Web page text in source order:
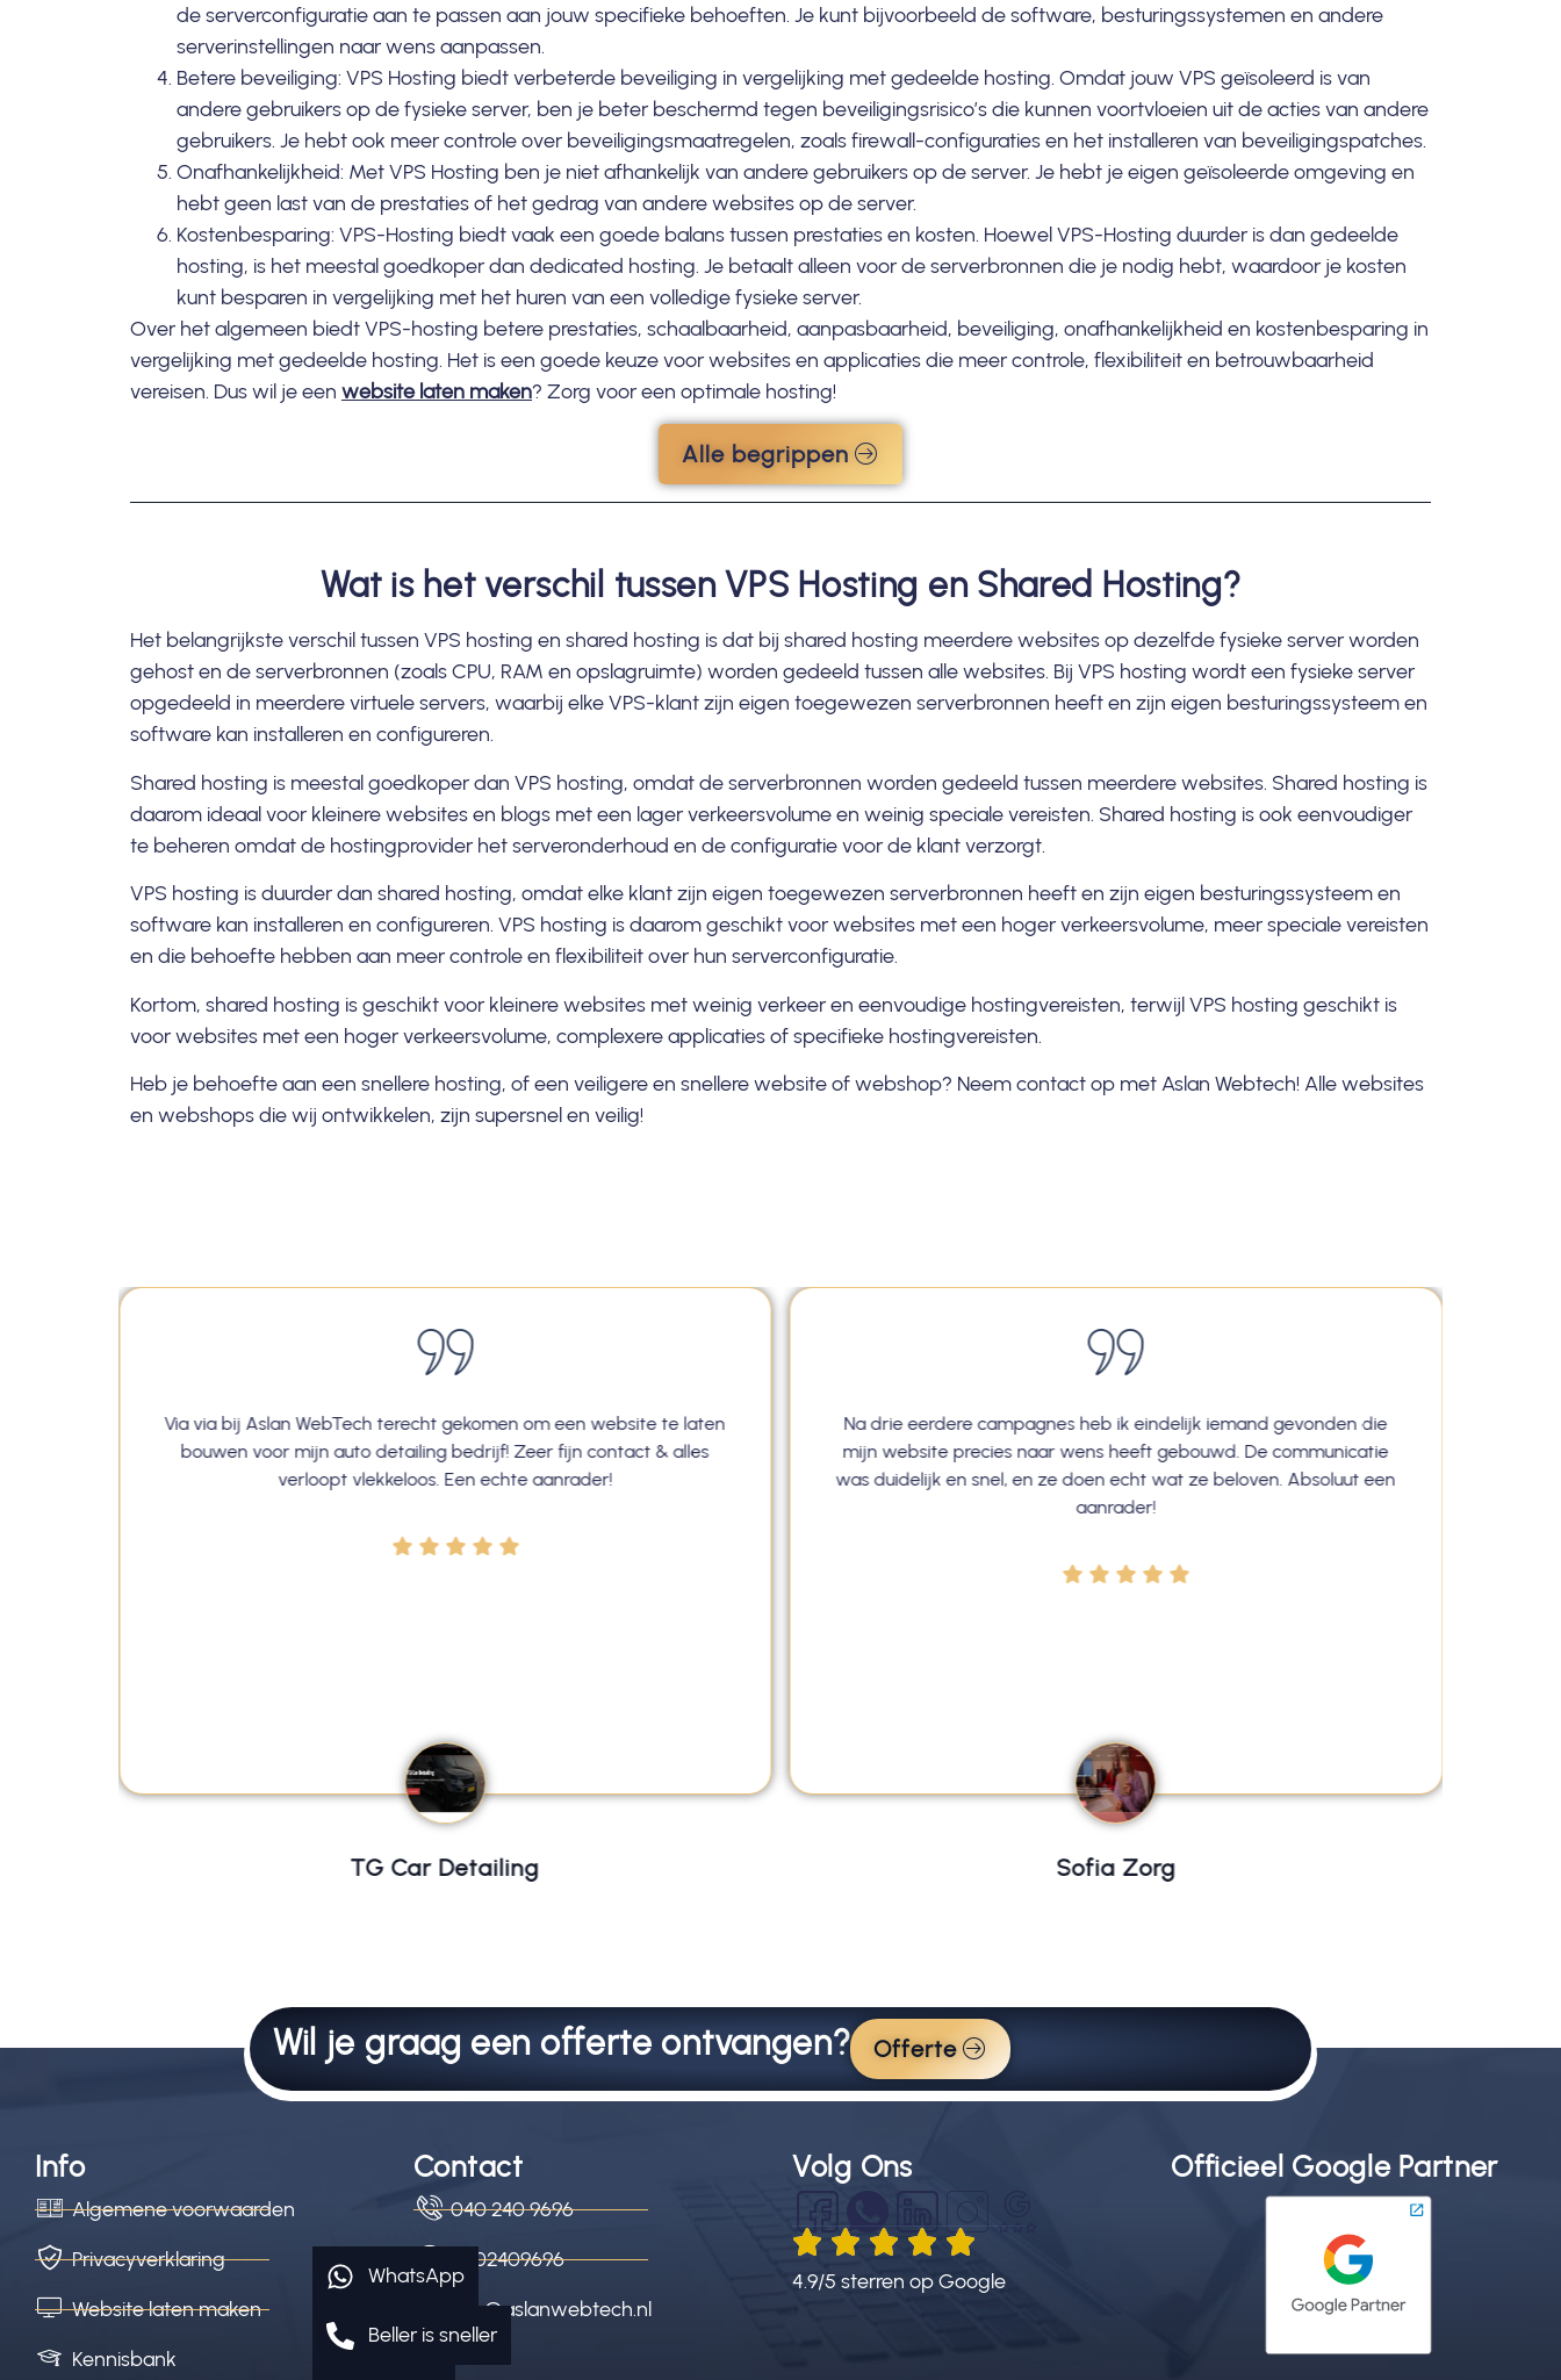
de serverconfiguratie aan te passen aan jouw specifieke behoeften. Je kunt bijvoorbeeld de software, besturingssystemen en andere
serverinstellingen naar wens aanpassen.
Betere beveiliging: VPS Hosting biedt verbeterde beveiliging in vergelijking met gedeelde hosting. Omdat jouw VPS geïsoleerd is van
andere gebruikers op de fysieke server, ben je beter beschermd tegen beveiligingsrisico’s die kunnen voortvloeien uit de acties van andere
gebruikers. Je hebt ook meer controle over beveiligingsmaatregelen, zoals firewall-configuraties en het installeren van beveiligingspatches.
Onafhankelijkheid: Met VPS Hosting ben je niet afhankelijk van andere gebruikers op de server. Je hebt je eigen geïsoleerde omgeving en
hebt geen last van de prestaties of het gedrag van andere websites op de server.
Kostenbesparing: VPS-Hosting biedt vaak een goede balans tussen prestaties en kosten. Hoewel VPS-Hosting duurder is dan gedeelde
hosting, is het meestal goedkoper dan dedicated hosting. Je betaalt alleen voor de serverbronnen die je nodig hebt, waardoor je kosten
kunt besparen in vergelijking met het huren van een volledige fysieke server.
Over het algemeen biedt VPS-hosting betere prestaties, schaalbaarheid, aanpasbaarheid, beveiliging, onafhankelijkheid en kostenbesparing in
vergelijking met gedeelde hosting. Het is een goede keuze voor websites en applicaties die meer controle, flexibiliteit en betrouwbaarheid
vereisen. Dus wil je een website laten maken? Zorg voor een optimale hosting!
Alle begrippen
Wat is het verschil tussen VPS Hosting en Shared Hosting?
Het belangrijkste verschil tussen VPS hosting en shared hosting is dat bij shared hosting meerdere websites op dezelfde fysieke server worden
gehost en de serverbronnen (zoals CPU, RAM en opslagruimte) worden gedeeld tussen alle websites. Bij VPS hosting wordt een fysieke server
opgedeeld in meerdere virtuele servers, waarbij elke VPS-klant zijn eigen toegewezen serverbronnen heeft en zijn eigen besturingssysteem en
software kan installeren en configureren.
Shared hosting is meestal goedkoper dan VPS hosting, omdat de serverbronnen worden gedeeld tussen meerdere websites. Shared hosting is
daarom ideaal voor kleinere websites en blogs met een lager verkeersvolume en weinig speciale vereisten. Shared hosting is ook eenvoudiger
te beheren omdat de hostingprovider het serveronderhoud en de configuratie voor de klant verzorgt.
VPS hosting is duurder dan shared hosting, omdat elke klant zijn eigen toegewezen serverbronnen heeft en zijn eigen besturingssysteem en
software kan installeren en configureren. VPS hosting is daarom geschikt voor websites met een hoger verkeersvolume, meer speciale vereisten
en die behoefte hebben aan meer controle en flexibiliteit over hun serverconfiguratie.
Kortom, shared hosting is geschikt voor kleinere websites met weinig verkeer en eenvoudige hostingvereisten, terwijl VPS hosting geschikt is
voor websites met een hoger verkeersvolume, complexere applicaties of specifieke hostingvereisten.
Heb je behoefte aan een snellere hosting, of een veiligere en snellere website of webshop? Neemcontactop met Aslan Webtech! Alle websites
en webshops die wij ontwikkelen, zijn supersnel en veilig!
TG Car Detailing
Via via bij Aslan WebTech terecht gekomen om een website te laten
bouwen voor mijn auto detailing bedrijf! Zeer fijn contact & alles
verloopt vlekkeloos. Een echte aanrader!
Sofia Zorg
Na drie eerdere campagnes heb ik eindelijk iemand gevonden die
mijn website precies naar wens heeft gebouwd. De communicatie
was duidelijk en snel, en ze doen echt wat ze beloven. Absoluut een
aanrader!
Wil je graag een offerte ontvangen? Offerte
Info
Algemene voorwaarden
Privacyverklaring
Website laten maken
Kennisbank
Contact
040 240 9696
0402409696
info@aslanwebtech.nl
Volg Ons
4.9/5 sterren op Google
Officieel Google Partner
WhatsApp
Beller is sneller